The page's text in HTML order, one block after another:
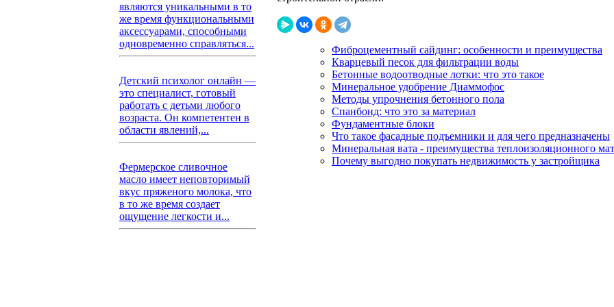
являются уникальными в то
же время функциональными
аксессуарами, способными
одновременно справляться...
Детский психолог онлайн —
это специалист, готовый
работать с детьми любого
возраста. Он компетентен в
области явлений,...
Фермерское сливочное
масло имеет неповторимый
вкус пряженого молока, что
в то же время создает
ощущение легкости и...
Фиброцементный сайдинг: особенности и преимущества
Кварцевый песок для фильтрации воды
Бетонные водоотводные лотки: что это такое
Минеральное удобрение Диаммофос
Методы упрочнения бетонного пола
Спанбонд: что это за материал
Фундаментные блоки
Что такое фасадные подъемники и для чего предназначены
Минеральная вата - преимущества теплоизоляционного
Почему выгодно покупать недвижимость у застройщика